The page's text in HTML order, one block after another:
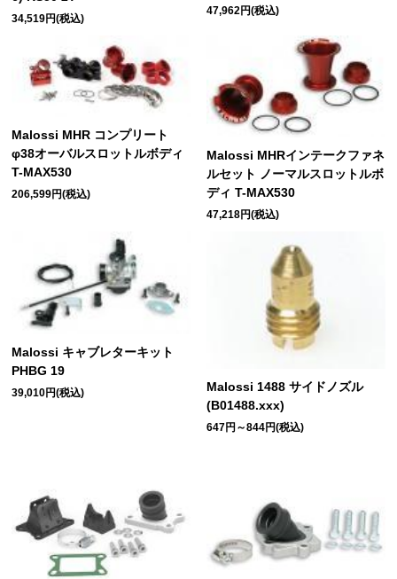
34,519円(税込)
47,962円(税込)
Malossi MHR コンプリート
φ38オーバルスロットルボディ
T-MAX530
206,599円(税込)
Malossi MHRインテークファネ
ルセット ノーマルスロットルボ
ディ T-MAX530
47,218円(税込)
Malossi キャブレターキット
PHBG 19
39,010円(税込)
Malossi 1488 サイドノズル
(B01488.xxx)
647円～844円(税込)